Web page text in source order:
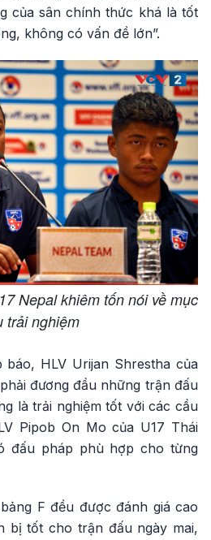
của sân chính thức khá là tốt
không có vấn đề lớn”.
Nepal khiêm tốn nói về mục
trải nghiệm
HLV Urijan Shrestha của
đương đầu những trận đấu
là trải nghiệm tốt với các cầu
Pipob On Mo của U17 Thái
đấu pháp phù hợp cho từng
F đều được đánh giá cao
bị tốt cho trận đấu ngày mai,